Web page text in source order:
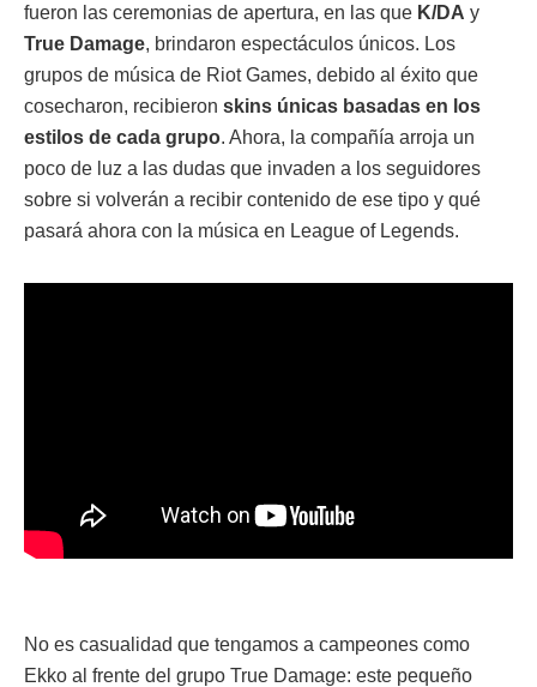
fueron las ceremonias de apertura, en las que K/DA y
True Damage, brindaron espectáculos únicos. Los
grupos de música de Riot Games, debido al éxito que
cosecharon, recibieron skins únicas basadas en los
estilos de cada grupo. Ahora, la compañía arroja un
poco de luz a las dudas que invaden a los seguidores
sobre si volverán a recibir contenido de ese tipo y qué
pasará ahora con la música en League of Legends.
No es casualidad que tengamos a campeones como
Ekko al frente del grupo True Damage: este pequeño